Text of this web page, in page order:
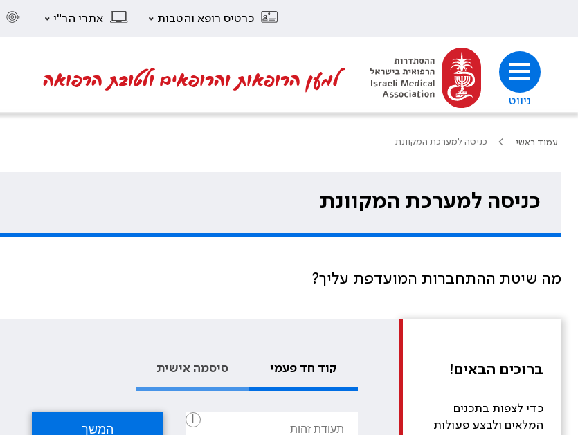
כרטיס רופא והטבות אתרי הר"י
ניווט
למען הרופאות והרופאים ולטובת הרפואה
עמוד ראשי כניסה למערכת המקוונת
כניסה למערכת המקוונת
מה שיטת ההתחברות המועדפת עליך?
ברוכים הבאים!
כדי לצפות בתכנים
המלאים ולבצע פעולות
קוד חד פעמי סיסמה אישית
i